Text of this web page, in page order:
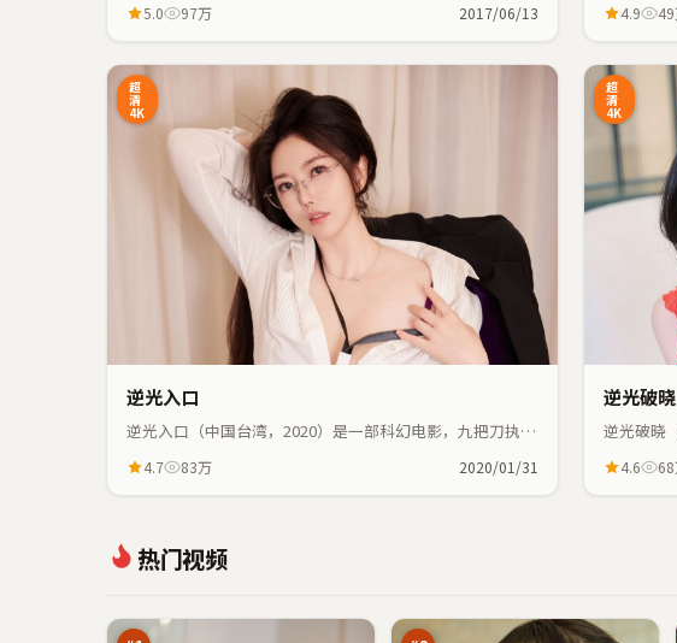
凑。
5.0 97万 2017/06/13
密交织，
4.9
超
清
4K
逆光入口
逆光入口（中国台湾，2020）是一部科幻电影，九把刀执
织，节奏紧凑。
4.7 83万 2020/01/31
超
清
4K
逆光破晓
逆光破晓
织，节奏
4.6
热门视频
南
渡